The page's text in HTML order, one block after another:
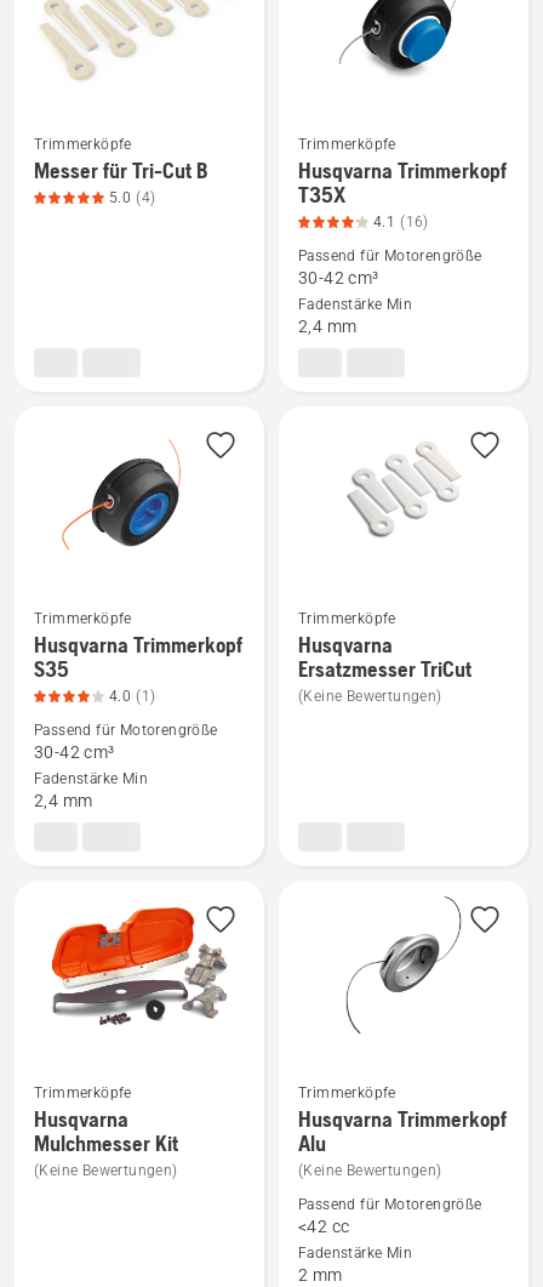
Mehr
Details
Produktbewertung
Trimmerköpfe
Messer für Tri-Cut B
5.0 (4)
Mehr
Details
zu
Husqvarna
Trimmerkopf
T35X
Trimmerköpfe
Husqvarna Trimmerkopf
T35X
4.1 (16)
Passend für Motorengröße
30-42 cm³
Fadenstärke Min
2,4 mm
Mehr
Details
zu
Husqvarna
Trimmerkopf
S35
Trimmerköpfe
Husqvarna Trimmerkopf
S35
4.0 (1)
Passend für Motorengröße
30-42 cm³
Fadenstärke Min
2,4 mm
Mehr
Details
zu
Trimmerköpfe
Husqvarna
Ersatzmesser TriCut
(Keine Bewertungen)
Mehr
Details
zu
Trimmerköpfe
Husqvarna
Mulchmesser Kit
(Keine Bewertungen)
Mehr
Details
zu
Husqvarna
Alu
Trimmerköpfe
Husqvarna Trimmerkopf
Alu
(Keine Bewertungen)
Passend für Motorengröße
<42 cc
Fadenstärke Min
2 mm